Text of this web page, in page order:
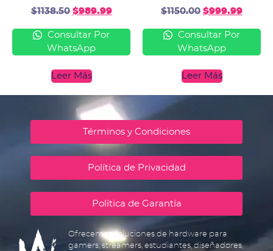
$1138.50 $989.99
Consultar Por
WhatsApp
Leer Más
$1150.00 $999.99
Consultar Por
WhatsApp
Leer Más
Términos y Condiciones
Política de Privacidad
Política de Garantía
Ofrecemos soluciones de hardware para
gamers, streamers, estudiantes, diseñadores,